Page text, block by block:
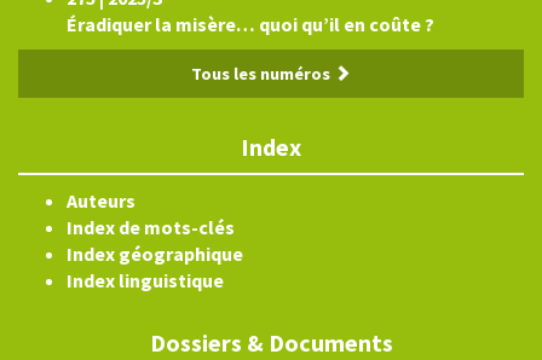
Éradiquer la misère… quoi qu’il en coûte ?
Tous les numéros
Index
Auteurs
Index de mots-clés
Index géographique
Index linguistique
Dossiers & Documents